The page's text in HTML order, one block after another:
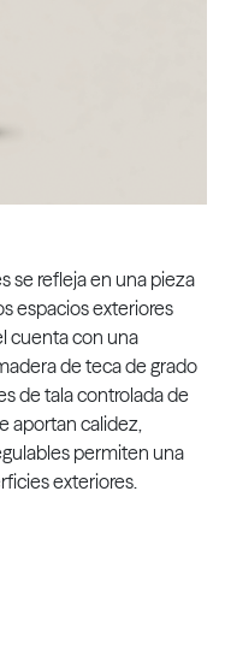
se refleja en una pieza
espacios exteriores
cuenta con una
de teca de grado
de tala controlada de
aportan calidez,
permiten una
exteriores.